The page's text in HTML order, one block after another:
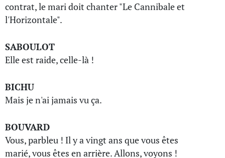
contrat, le mari doit chanter "Le Cannibale et
l'Horizontale".
SABOULOT
Elle est raide, celle-là !
BICHU
Mais je n'ai jamais vu ça.
BOUVARD
Vous, parbleu ! Il y a vingt ans que vous êtes
marié, vous êtes en arrière. Allons, voyons !